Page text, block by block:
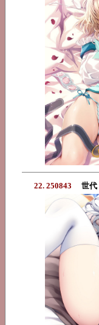
22. 250843 世代